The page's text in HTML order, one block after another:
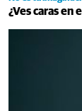
¿Ves caras en